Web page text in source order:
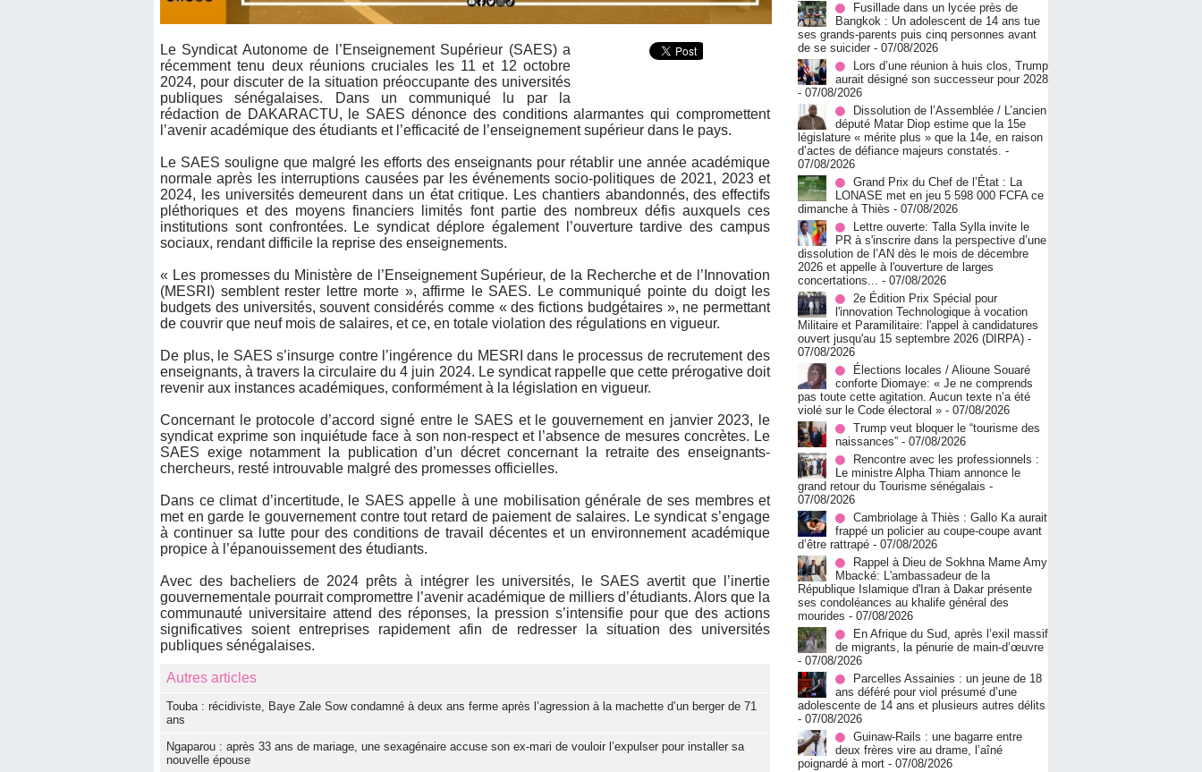
Le Syndicat Autonome de l’Enseignement Supérieur (SAES) a
récemment tenu deux réunions cruciales les 11 et 12 octobre
2024, pour discuter de la situation préoccupante des universités
publiques sénégalaises. Dans un communiqué lu par la
rédaction de DAKARACTU, le SAES dénonce des conditions alarmantes qui compromettent
l’avenir académique des étudiants et l’efficacité de l’enseignement supérieur dans le pays.
Le SAES souligne que malgré les efforts des enseignants pour rétablir une année académique
normale après les interruptions causées par les événements socio-politiques de 2021, 2023 et
2024, les universités demeurent dans un état critique. Les chantiers abandonnés, des effectifs
pléthoriques et des moyens financiers limités font partie des nombreux défis auxquels ces
institutions sont confrontées. Le syndicat déplore également l’ouverture tardive des campus
sociaux, rendant difficile la reprise des enseignements.
« Les promesses du Ministère de l’Enseignement Supérieur, de la Recherche et de l’Innovation
(MESRI) semblent rester lettre morte », affirme le SAES. Le communiqué pointe du doigt les
budgets des universités, souvent considérés comme « des fictions budgétaires », ne permettant
de couvrir que neuf mois de salaires, et ce, en totale violation des régulations en vigueur.
De plus, le SAES s’insurge contre l’ingérence du MESRI dans le processus de recrutement des
enseignants, à travers la circulaire du 4 juin 2024. Le syndicat rappelle que cette prérogative doit
revenir aux instances académiques, conformément à la législation en vigueur.
Concernant le protocole d’accord signé entre le SAES et le gouvernement en janvier 2023, le
syndicat exprime son inquiétude face à son non-respect et l’absence de mesures concrètes. Le
SAES exige notamment la publication d’un décret concernant la retraite des enseignants-
chercheurs, resté introuvable malgré des promesses officielles.
Dans ce climat d’incertitude, le SAES appelle à une mobilisation générale de ses membres et
met en garde le gouvernement contre tout retard de paiement de salaires. Le syndicat s’engage
à continuer sa lutte pour des conditions de travail décentes et un environnement académique
propice à l’épanouissement des étudiants.
Avec des bacheliers de 2024 prêts à intégrer les universités, le SAES avertit que l’inertie
gouvernementale pourrait compromettre l’avenir académique de milliers d’étudiants. Alors que la
communauté universitaire attend des réponses, la pression s’intensifie pour que des actions
significatives soient entreprises rapidement afin de redresser la situation des universités
publiques sénégalaises.
Autres articles
Touba : récidiviste, Baye Zale Sow condamné à deux ans ferme après l’agression à la machette d’un berger de 71
ans
Ngaparou : après 33 ans de mariage, une sexagénaire accuse son ex-mari de vouloir l’expulser pour installer sa
nouvelle épouse
Fusillade dans un lycée près de
Bangkok : Un adolescent de 14 ans tue
ses grands-parents puis cinq personnes avant
de se suicider - 07/08/2026
Lors d’une réunion à huis clos, Trump
aurait désigné son successeur pour 2028
- 07/08/2026
Dissolution de l’Assemblée / L’ancien
député Matar Diop estime que la 15e
législature « mérite plus » que la 14e, en raison
d’actes de défiance majeurs constatés. -
07/08/2026
Grand Prix du Chef de l’État : La
LONASE met en jeu 5 598 000 FCFA ce
dimanche à Thiès - 07/08/2026
Lettre ouverte: Talla Sylla invite le
PR à s'inscrire dans la perspective d’une
dissolution de l’AN dès le mois de décembre
2026 et appelle à l'ouverture de larges
concertations... - 07/08/2026
2e Édition Prix Spécial pour
l'innovation Technologique à vocation
Militaire et Paramilitaire: l'appel à candidatures
ouvert jusqu'au 15 septembre 2026 (DIRPA) -
07/08/2026
Élections locales / Alioune Souaré
conforte Diomaye: « Je ne comprends
pas toute cette agitation. Aucun texte n’a été
violé sur le Code électoral » - 07/08/2026
Trump veut bloquer le “tourisme des
naissances” - 07/08/2026
Rencontre avec les professionnels :
Le ministre Alpha Thiam annonce le
grand retour du Tourisme sénégalais -
07/08/2026
Cambriolage à Thiès : Gallo Ka aurait
frappé un policier au coupe-coupe avant
d’être rattrapé - 07/08/2026
Rappel à Dieu de Sokhna Mame Amy
Mbacké: L'ambassadeur de la
République Islamique d'Iran à Dakar présente
ses condoléances au khalife général des
mourides - 07/08/2026
En Afrique du Sud, après l’exil massif
de migrants, la pénurie de main-d’œuvre
- 07/08/2026
Parcelles Assainies : un jeune de 18
ans déféré pour viol présumé d’une
adolescente de 14 ans et plusieurs autres délits
- 07/08/2026
Guinaw-Rails : une bagarre entre
deux frères vire au drame, l’aîné
poignardé à mort - 07/08/2026